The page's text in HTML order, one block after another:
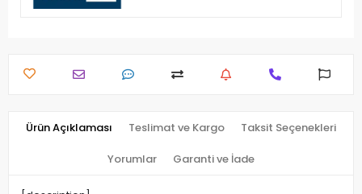
Ürün Açıklaması Teslimat ve Kargo Taksit Seçenekleri
Yorumlar Garanti ve İade